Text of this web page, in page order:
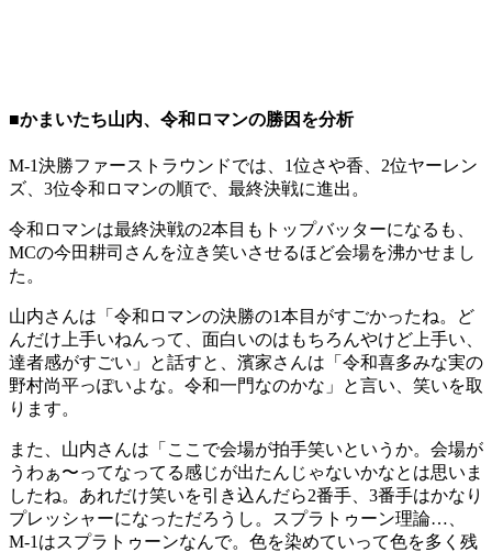
■かまいたち山内、令和ロマンの勝因を分析
M-1決勝ファーストラウンドでは、1位さや香、2位ヤーレン
ズ、3位令和ロマンの順で、最終決戦に進出。
令和ロマンは最終決戦の2本目もトップバッターになるも、
MCの今田耕司さんを泣き笑いさせるほど会場を沸かせまし
た。
山内さんは「令和ロマンの決勝の1本目がすごかったね。ど
んだけ上手いねんって、面白いのはもちろんやけど上手い、
達者感がすごい」と話すと、濱家さんは「令和喜多みな実の
野村尚平っぽいよな。令和一門なのかな」と言い、笑いを取
ります。
また、山内さんは「ここで会場が拍手笑いというか。会場が
うわぁ〜ってなってる感じが出たんじゃないかなとは思いま
したね。あれだけ笑いを引き込んだら2番手、3番手はかなり
プレッシャーになっただろうし。スプラトゥーン理論…、
M-1はスプラトゥーンなんで。色を染めていって色を多く残